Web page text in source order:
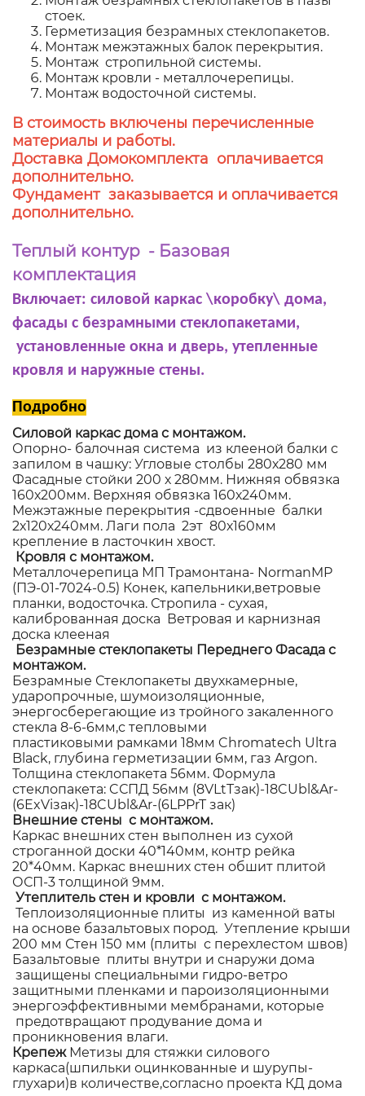
стоек.
Герметизация безрамных стеклопакетов.
Монтаж межэтажных балок перекрытия.
Монтаж стропильной системы.
Монтаж кровли - металлочерепицы.
Монтаж водосточной системы.
В стоимость включены перечисленные
материалы и работы.
Доставка Домокомплекта оплачивается
дополнительно.
Фундамент заказывается и оплачивается
дополнительно.
Теплый контур - Базовая
комплектация
Включает: силовой каркас \коробку\ дома,
фасады с безрамными стеклопакетами,
установленные окна и дверь, утепленные
кровля и наружные стены.
Подробно
Силовой каркас дома с монтажом.
Опорно- балочная система из клееной балки с
запилом в чашку: Угловые столбы 280х280 мм
Фасадные стойки 200 х 280мм. Нижняя обвязка
160х200мм. Верхняя обвязка 160х240мм.
Межэтажные перекрытия -сдвоенные балки
2х120х240мм. Лаги пола 2эт 80х160мм
крепление в ласточкин хвост.
Кровля с монтажом.
Металлочерепица МП Трамонтана- NormanMP
(ПЭ-01-7024-0.5) Конек, капельники,ветровые
планки, водосточка. Стропила - сухая,
калиброванная доска Ветровая и карнизная
доска клееная
Безрамные стеклопакеты Переднего Фасада с
монтажом.
Безрамные Стеклопакеты двухкамерные,
ударопрочные, шумоизоляционные,
энергосберегающие из тройного закаленного
стекла 8-6-6мм,с тепловыми
пластиковыми рамками 18мм Chromatech Ultra
Black, глубина герметизации 6мм, газ Argon.
Толщина стеклопакета 56мм. Формула
стеклопакета: CСПД 56мм (8VLtTзак)-18CUbl&Ar-
(6ExViзак)-18CUbl&Ar-(6LPPrT зак)
Внешние стены с монтажом.
Каркас внешних стен выполнен из сухой
строганной доски 40*140мм, контр рейка
20*40мм. Каркас внешних стен обшит плитой
ОСП-3 толщиной 9мм.
Утеплитель стен и кровли с монтажом.
Теплоизоляционные плиты из каменной ваты
на основе базальтовых пород. Утепление крыши
200 мм Стен 150 мм (плиты с перехлестом швов)
Базальтовые плиты внутри и снаружи дома
защищены специальными гидро-ветро
защитными пленками и пароизоляционными
энергоэффективными мембранами, которые
предотвращают продувание дома и
проникновения влаги.
Крепеж Метизы для стяжки силового
каркаса(шпильки оцинкованные и шурупы-
глухари)в количестве,согласно проекта КД дома